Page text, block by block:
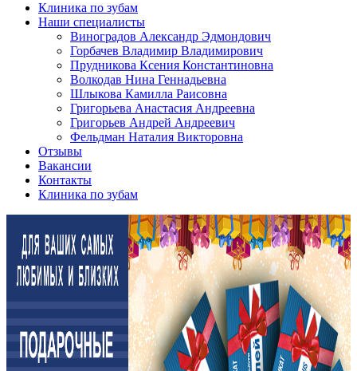
Клиника по зубам
Наши специалисты
Виноградов Александр Эдмондович
Горбачев Владимир Владимирович
Прудникова Ксения Константиновна
Волкодав Нина Геннадьевна
Шлыкова Камилла Раисовна
Григорьева Анастасия Андреевна
Григорьев Андрей Андреевич
Фельдман Наталия Викторовна
Отзывы
Вакансии
Контакты
Клиника по зубам